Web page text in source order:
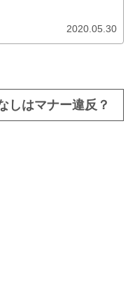
2020.05.30
しはマナー違反？